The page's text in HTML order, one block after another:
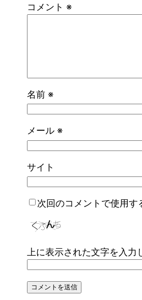
コメント ※
名前 ※
メール ※
サイト
次回のコメントで使用す
上に表示された文字を入力